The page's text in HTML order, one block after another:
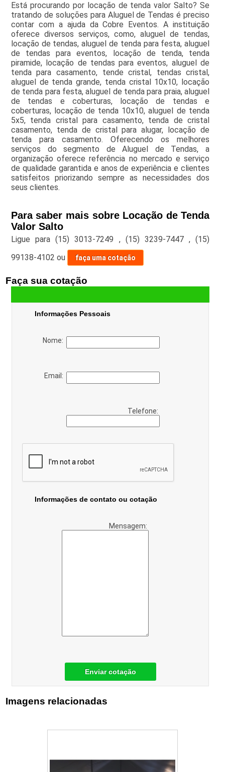
Está procurando por locação de tenda valor Salto? Se
tratando de soluções para Aluguel de Tendas é preciso
contar com a ajuda da Cobre Eventos. A instituição
oferece diversos serviços, como, aluguel de tendas,
locação de tendas, aluguel de tenda para festa, aluguel
de tendas para eventos, locação de tenda, tenda
piramide, locação de tendas para eventos, aluguel de
tenda para casamento, tende cristal, tendas cristal,
aluguel de tenda grande, tenda cristal 10x10, locação
de tenda para festa, aluguel de tenda para praia, aluguel
de tendas e coberturas, locação de tendas e
coberturas, locação de tenda 10x10, aluguel de tenda
5x5, tenda cristal para casamento, tenda de cristal
casamento, tenda de cristal para alugar, locação de
tenda para casamento. Oferecendo os melhores
serviços do segmento de Aluguel de Tendas, a
organização oferece referência no mercado e serviço
de qualidade garantida e anos de experiência e clientes
satisfeitos priorizando sempre as necessidades dos
seus clientes.
Para saber mais sobre Locação de Tenda
Valor Salto
Ligue para(15) 3013-7249 , (15) 3239-7447 ,(15)
99138-4102 ou faça uma cotação
Faça sua cotação
Informações Pessoais
Nome:
Email:
Telefone:
Informações de contato ou cotação
Mensagem:
Enviar cotação
Imagens relacionadas